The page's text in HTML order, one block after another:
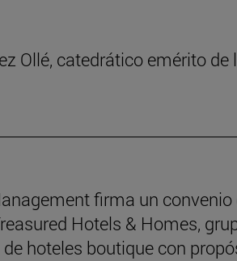
Ollé, catedrático emérito de
firma un convenio
Hotels & Homes,
hoteles boutique con